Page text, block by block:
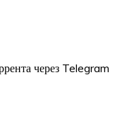
через Telegram